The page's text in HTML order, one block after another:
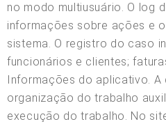
no modo multiusuário. O log
informações sobre ações e
sistema. O registro do caso
funcionários e clientes;
Informações do aplicativo.
organização do trabalho
execução do trabalho. No